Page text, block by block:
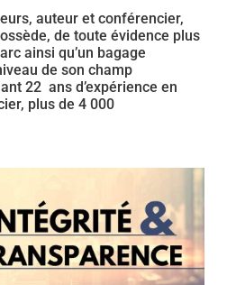
auteur et conférencier,
de toute évidence plus
ainsi qu’un bagage
de son champ
22 ans d’expérience en
plus de 4 000